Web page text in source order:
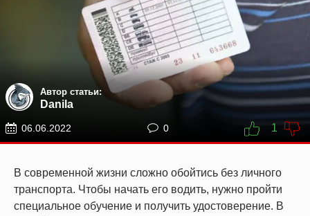
Автор статьи:
Danila
06.06.2022 0 1
В современной жизни сложно обойтись без личного
транспорта. Чтобы начать его водить, нужно пройти
специальное обучение и получить удостоверение. В